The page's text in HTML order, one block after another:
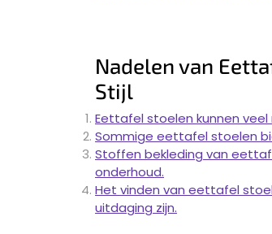
Nadelen van
Stijl
Eettafel stoelen kunnen
Sommige eettafel stoelen
Stoffen bekleding van
onderhoud.
Het vinden van eettafel
uitdaging zijn.